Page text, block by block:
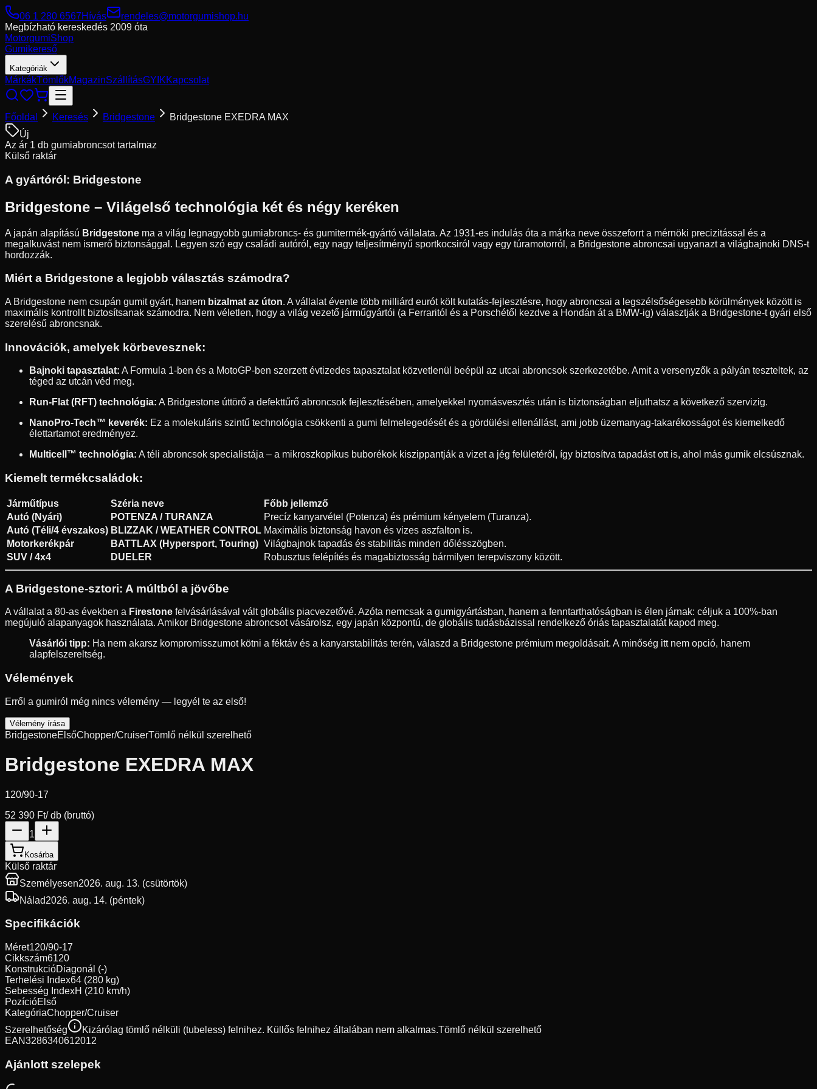
06 1 280 6567Hívás
rendeles@motorgumishop.hu
Megbízható kereskedés 2009 óta
MotorgumiShop
Gumikereső
Kategóriák
MárkákTömlőkMagazinSzállításGYIKKapcsolat
Főoldal Keresés Bridgestone
Bridgestone EXEDRA MAX
Új
Az ár 1 db gumiabroncsot tartalmaz
Külső raktár
A gyártóról: Bridgestone
Bridgestone – Világelső technológia két és négy keréken
A japán alapítású Bridgestone ma a világ legnagyobb gumiabroncs- és gumitermék-gyártó vállalata. Az 1931-es indulás óta a márka neve összeforrt a mérnöki precizitással és a
megalkuvást nem ismerő biztonsággal. Legyen szó egy családi autóról, egy nagy teljesítményű sportkocsiról vagy egy túramotorról, a Bridgestone abroncsai ugyanazt a világbajnoki DNS-t
hordozzák.
Miért a Bridgestone a legjobb választás számodra?
A Bridgestone nem csupán gumit gyárt, hanem bizalmat az úton. A vállalat évente több milliárd eurót költ kutatás-fejlesztésre, hogy abroncsai a legszélsőségesebb körülmények között is
maximális kontrollt biztosítsanak számodra. Nem véletlen, hogy a világ vezető járműgyártói (a Ferraritól és a Porschétől kezdve a Hondán át a BMW-ig) választják a Bridgestone-t gyári első
szerelésű abroncsnak.
Innovációk, amelyek körbevesznek:
Bajnoki tapasztalat: A Formula 1-ben és a MotoGP-ben szerzett évtizedes tapasztalat közvetlenül beépül az utcai abroncsok szerkezetébe. Amit a versenyzők a pályán teszteltek, az
téged az utcán véd meg.
Run-Flat (RFT) technológia: A Bridgestone úttörő a defekttűrő abroncsok fejlesztésében, amelyekkel nyomásvesztés után is biztonságban eljuthatsz a következő szervizig.
NanoPro-Tech™ keverék: Ez a molekuláris szintű technológia csökkenti a gumi felmelegedését és a gördülési ellenállást, ami jobb üzemanyag-takarékosságot és kiemelkedő
élettartamot eredményez.
Multicell™ technológia: A téli abroncsok specialistája – a mikroszkopikus buborékok kiszippantják a vizet a jég felületéről, így biztosítva tapadást ott is, ahol más gumik elcsúsznak.
Kiemelt termékcsaládok:
Járműtípus Széria neve
Főbb jellemző
Autó (Nyári)
POTENZA / TURANZA
Precíz kanyarvétel (Potenza) és prémium kényelem (Turanza).
Autó (Téli/4 évszakos) BLIZZAK / WEATHER CONTROL Maximális biztonság havon és vizes aszfalton is.
Motorkerékpár
BATTLAX (Hypersport, Touring) Világbajnok tapadás és stabilitás minden dőlésszögben.
SUV / 4x4
DUELER Robusztus felépítés és magabiztosság bármilyen terepviszony között.
A Bridgestone-sztori: A múltból a jövőbe
A vállalat a 80-as években a Firestone felvásárlásával vált globális piacvezetővé. Azóta nemcsak a gumigyártásban, hanem a fenntarthatóságban is élen járnak: céljuk a 100%-ban
megújuló alapanyagok használata. Amikor Bridgestone abroncsot vásárolsz, egy japán központú, de globális tudásbázissal rendelkező óriás tapasztalatát kapod meg.
Vásárlói tipp: Ha nem akarsz kompromisszumot kötni a féktáv és a kanyarstabilitás terén, válaszd a Bridgestone prémium megoldásait. A minőség itt nem opció, hanem
alapfelszereltség.
Vélemények
Erről a gumiról még nincs vélemény — legyél te az első!
Vélemény írása
BridgestoneElsőChopper/CruiserTömlő nélkül szerelhető
Bridgestone EXEDRA MAX
120/90-17
52 390 Ft/ db (bruttó)
1
Kosárba
Külső raktár
Személyesen2026. aug. 13. (csütörtök)
Nálad2026. aug. 14. (péntek)
Specifikációk
Méret120/90-17
Cikkszám6120
KonstrukcióDiagonál (-)
Terhelési Index64 (280 kg)
Sebesség IndexH (210 km/h)
PozícióElső
KategóriaChopper/Cruiser
Szerelhetőség
Kizárólag tömlő nélküli (tubeless) felnihez. Küllős felnihez általában nem alkalmas.Tömlő nélkül szerelhető
EAN3286340612012
Ajánlott szelepek